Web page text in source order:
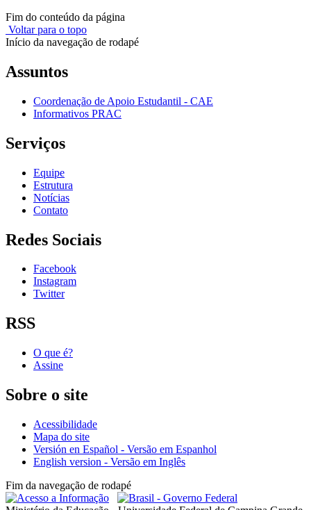
Fim do conteúdo da página
Voltar para o topo
Início da navegação de rodapé
Assuntos
Coordenação de Apoio Estudantil - CAE
Informativos PRAC
Serviços
Equipe
Estrutura
Notícias
Contato
Redes Sociais
Facebook
Instagram
Twitter
RSS
O que é?
Assine
Sobre o site
Acessibilidade
Mapa do site
Versión en Español - Versão em Espanhol
English version - Versão em Inglês
Fim da navegação de rodapé